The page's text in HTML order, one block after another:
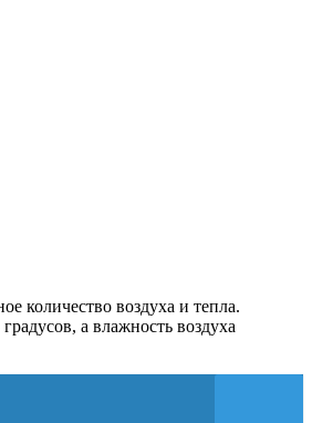
количество воздуха и тепла.
а влажность воздуха